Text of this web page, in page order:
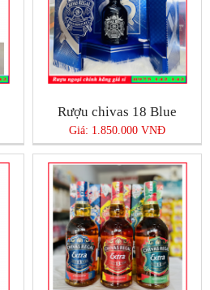
Rượu chivas 18 Blue
Giá: 1.850.000 VNĐ